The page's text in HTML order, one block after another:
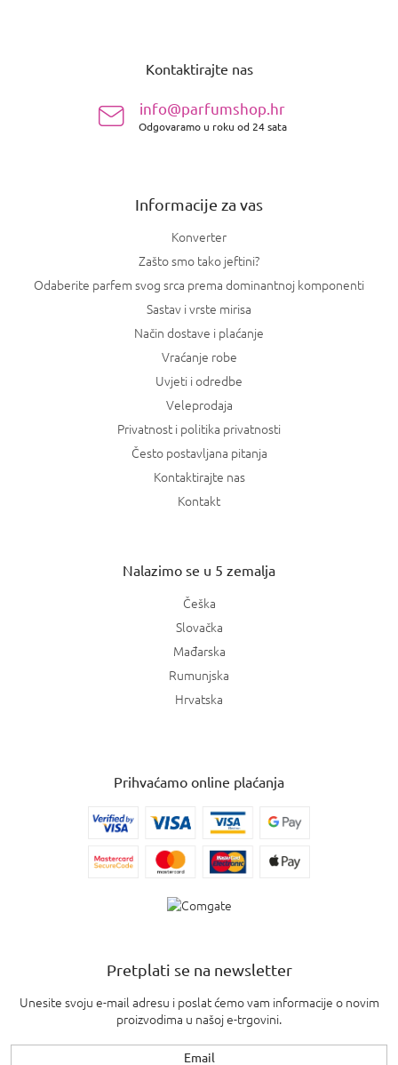
Kontaktirajte nas
info@parfumshop.hr
Odgovaramo u roku od 24 sata
Informacije za vas
Konverter
Zašto smo tako jeftini?
Odaberite parfem svog srca prema dominantnoj komponenti
Sastav i vrste mirisa
Način dostave i plaćanje
Vraćanje robe
Uvjeti i odredbe
Veleprodaja
Privatnost i politika privatnosti
Često postavljana pitanja
Kontaktirajte nas
Kontakt
Nalazimo se u 5 zemalja
Češka
Slovačka
Mađarska
Rumunjska
Hrvatska
Prihvaćamo online plaćanja
Pretplati se na newsletter
Unesite svoju e-mail adresu i poslat ćemo vam informacije o novim
proizvodima u našoj e-trgovini.
Email